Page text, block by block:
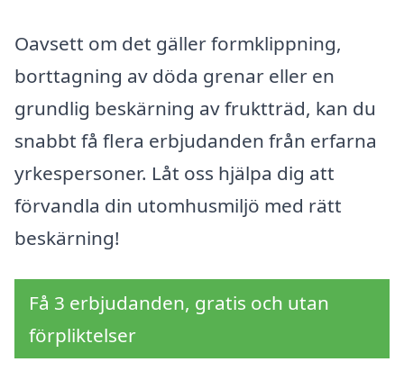
Oavsett om det gäller formklippning,
borttagning av döda grenar eller en
grundlig beskärning av fruktträd, kan du
snabbt få flera erbjudanden från erfarna
yrkespersoner. Låt oss hjälpa dig att
förvandla din utomhusmiljö med rätt
beskärning!
Få 3 erbjudanden, gratis och utan
förpliktelser